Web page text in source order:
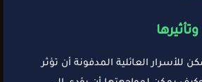
للأسرار العائلية المدفونة أن تؤثر